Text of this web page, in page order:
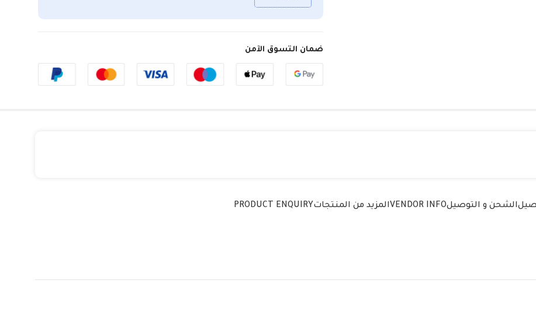
ضمان التسوق الآمن
الشحن و التوصيلVENDOR INFOالمزيد من المنتجاتPRODUCT ENQUIRY